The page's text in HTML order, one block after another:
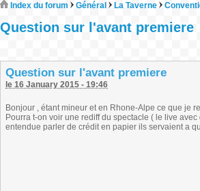
Index du forum Général La Taverne
Question sur l'avant premiere
Question sur l'avant premiere
le 16 January 2015 - 19:46
Bonjour , étant mineur et en Rhone-Alpe ce que je
Pourra t-on voir une rediff du spectacle ( le live
entendue parler de crédit en papier ils servaient a